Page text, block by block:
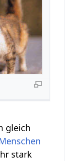
gleich
stark